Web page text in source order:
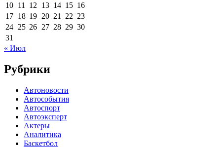
10 11 12 13 14 15 16
17 18 19 20 21 22 23
24 25 26 27 28 29 30
31
« Июл
Рубрики
Автоновости
Автособытия
Автоспорт
Автоэксперт
Актеры
Аналитика
Баскетбол